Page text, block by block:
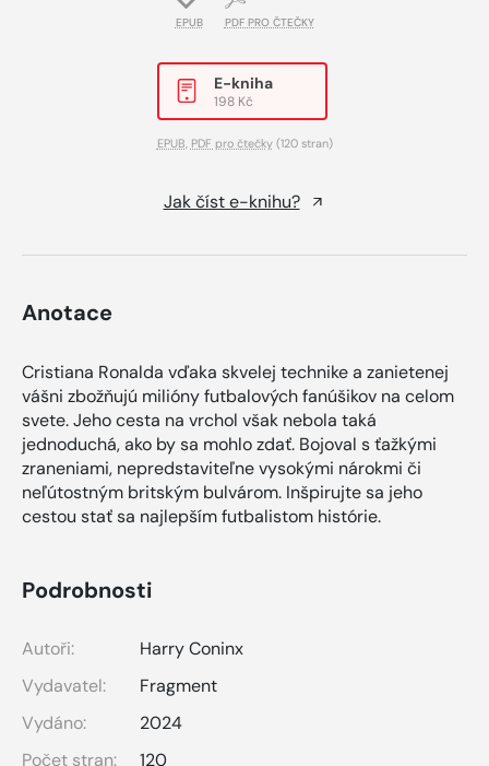
EPUB PDF PRO ČTEČKY
E-kniha
198 Kč
EPUB, PDF pro čtečky(120 stran)
Jak číst e-knihu?
Anotace
Cristiana Ronalda vďaka skvelej technike a zanietenej
vášni zbožňujú milióny futbalových fanúšikov na celom
svete. Jeho cesta na vrchol však nebola taká
jednoduchá, ako by sa mohlo zdať. Bojoval s ťažkými
zraneniami, nepredstaviteľne vysokými nárokmi či
neľútostným britským bulvárom. Inšpirujte sa jeho
cestou stať sa najlepším futbalistom histórie.
Podrobnosti
Autoři:
Harry Coninx
Vydavatel:
Fragment
Vydáno:
2024
Počet stran:
120